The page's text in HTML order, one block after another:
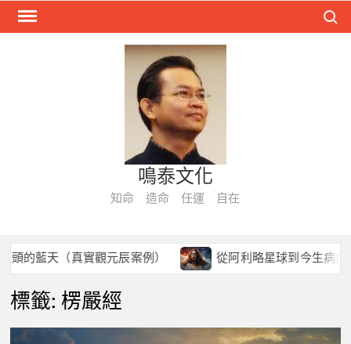
Skip
鳴泰文化
知命 造命 任運 自在
（真實觀元辰案例） 從阿利略星球到今生病痛： 催眠
標籤: 楞嚴經